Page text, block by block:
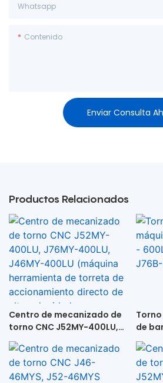
Whatsapp
Contenido
Enviar Consulta
Productos Relacionados
Centro de mecanizado de
torno CNC J52MY-400LU,
J76MY-400LU, J46MY-
400LU (máquina
herramienta de torreta de
accionamiento directo de
de
J76-